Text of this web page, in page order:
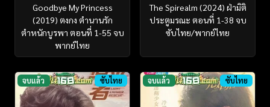
Goodbye My Princess
(2019) ตงกง ตำนานรัก
ตำหนักบูรพา ตอนที่ 1-55 จบ
พากย์ไทย
The Spirealm (2024) ฝ่ามิติ
ประตูมรณะ ตอนที่ 1-38 จบ
ซับไทย/พากย์ไทย
จบแล้ว ซับไทย จบแล้ว ซับไทย